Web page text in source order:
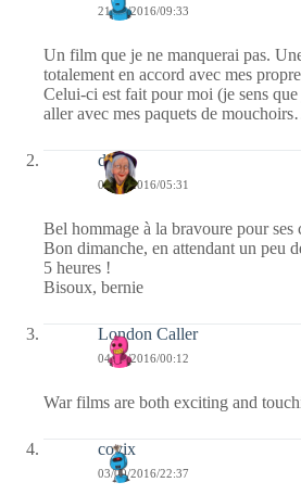
21/09/2016/09:33
Un film que je ne manquerai pas.
totalement en accord avec mes
Celui-ci est fait pour moi (je sens
aller avec mes paquets de
dom
04/09/2016/05:31
Bel hommage à la bravoure pour ses
Bon dimanche, en attendant un peu
5 heures !
Bisoux, bernie
London Caller
04/09/2016/00:12
War films are both exciting and
covix
03/09/2016/22:37